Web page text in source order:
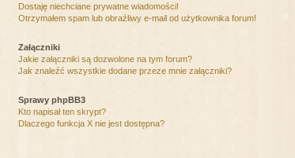
Dostaję niechciane prywatne wiadomości!
Otrzymałem spam lub obraźliwy e-mail od użytkownika forum!
Załączniki
Jakie załączniki są dozwolone na tym forum?
Jak znaleźć wszystkie dodane przeze mnie załączniki?
Sprawy phpBB3
Kto napisał ten skrypt?
Dlaczego funkcja X nie jest dostępna?